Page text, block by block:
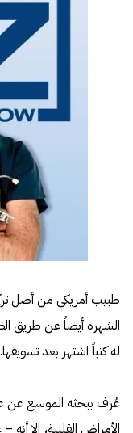
طبيب أمريكي من أصل
له كتباً اشتهر بعد تسويقها.
عُرف ببحثه الموسع عن
الأمراض القلبية، إلا